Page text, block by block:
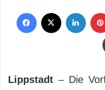
Lippstadt – Die